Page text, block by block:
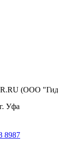
(ООО
Уфа
8987